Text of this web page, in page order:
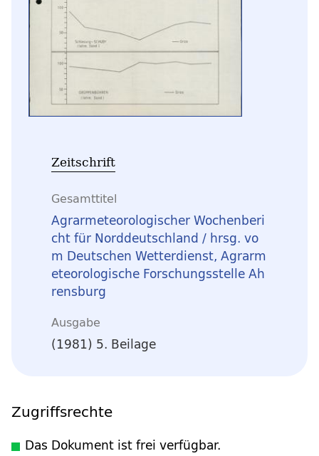
Zeitschrift
Gesamttitel
Agrarmeteorologischer Wochenberi
cht für Norddeutschland / hrsg. vo
m Deutschen Wetterdienst, Agrarm
eteorologische Forschungsstelle Ah
rensburg
Ausgabe
(1981) 5. Beilage
Zugriffsrechte
Das Dokument ist frei verfügbar.